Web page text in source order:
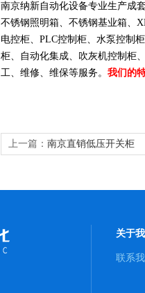
南京纳新自动化设备专业生产成
不锈钢照明箱、不锈钢基业箱、
电控柜、 PLC控制柜、水泵控制
柜、自动化集成、吹灰机控制柜
工、维修、维保等服务。 我们的
上一篇： 南京直销低压开关柜
关于
联系